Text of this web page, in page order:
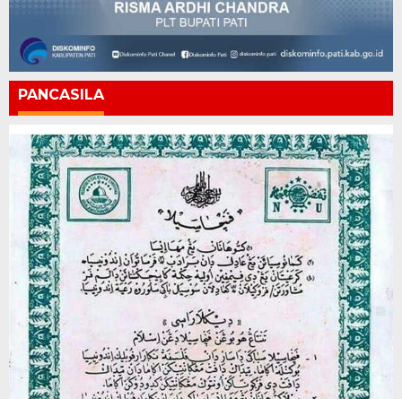
PANCASILA